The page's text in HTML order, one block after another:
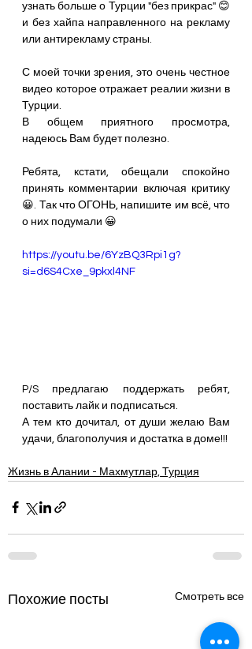
узнать больше о Турции "без прикрас" 😊
и без хайпа направленного на рекламу
или антирекламу страны.
С моей точки зрения, это очень честное
видео которое отражает реалии жизни в
Турции.
В общем приятного просмотра,
надеюсь Вам будет полезно.
Ребята, кстати, обещали спокойно
принять комментарии включая критику
😀. Так что ОГОНЬ, напишите им всё, что
о них подумали 😀
https://youtu.be/6YzBQ3Rpi1g?
si=d6S4Cxe_9pkxl4NF
P/S предлагаю поддержать ребят,
поставить лайк и подписаться.
А тем кто дочитал, от души желаю Вам
удачи, благополучия и достатка в доме!!!
Жизнь в Алании - Махмутлар, Турция
Похожие посты Смотреть все